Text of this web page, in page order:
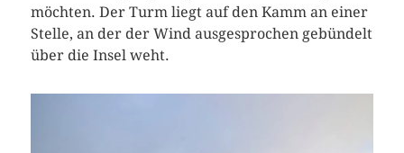
möchten. Der Turm liegt auf den Kamm an einer
Stelle, an der der Wind ausgesprochen gebündelt
über die Insel weht.